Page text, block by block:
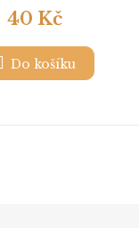
40 Kč
Do košíku